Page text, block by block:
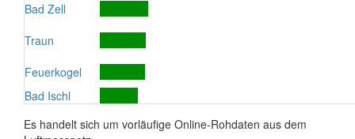
Bad Zell
Traun
Feuerkogel
Bad Ischl
Es handelt sich um vorläufige Online-Rohdaten aus dem